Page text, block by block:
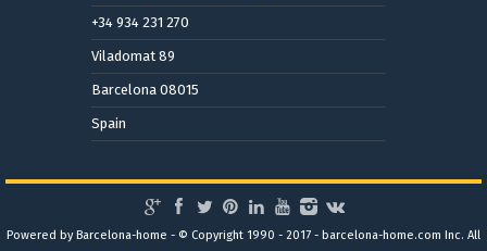
+34 934 231 270
Viladomat 89
Barcelona 08015
Spain
Powered by Barcelona-home - © Copyright 1990 - 2017 - barcelona-home.com Inc. All